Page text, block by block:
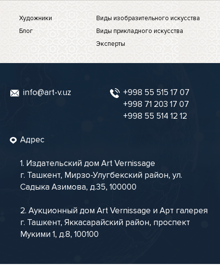
Художники
Блог
Виды изобразительного искусства
Виды прикладного искусства
Эксперты
info@art-v.uz
+998 55 515 17 07
+998 71 203 17 07
+998 55 514 12 12
Адрес
1. Издательский дом Art Vernissage
г. Ташкент, Мирзо-Улугбекский район, ул.
Садыка Азимова, д.35, 100000
2. Аукционный дом Art Vernissage и Арт галерея
г. Ташкент, Яккасарайский район, проспект
Мукими 1, д.8, 100100